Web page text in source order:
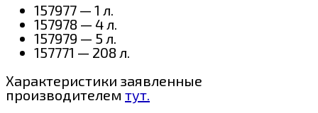
157977 — 1 л.
157978 — 4 л.
157979 — 5 л.
157771 — 208 л.
Характеристики заявленные
производителем тут.